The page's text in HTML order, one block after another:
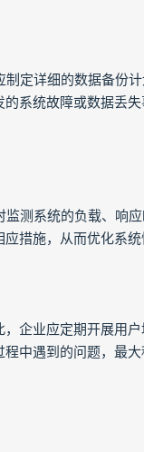
定详细的数据备份
系统故障或数据丢
测系统的负载、响
措施，从而优化系统
企业应定期开展用
中遇到的问题，最大